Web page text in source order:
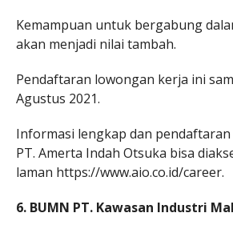
Kemampuan untuk bergabung
akan menjadi nilai tambah.
Pendaftaran lowongan kerja ini
Agustus 2021.
Informasi lengkap dan
PT. Amerta Indah Otsuka bisa
laman https://www.aio.co.id/career.
6. BUMN PT. Kawasan Industri